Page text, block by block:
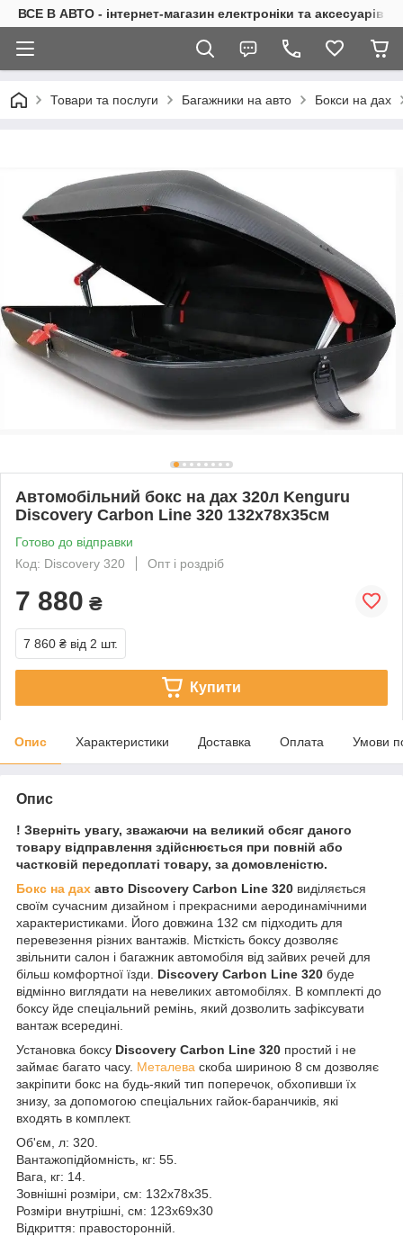
ВСЕ В АВТО - інтернет-магазин електроніки та аксесуарів в
Товари та послуги Багажники на авто Бокси на дах
Автомобільний бокс на дах 320л Kenguru
Discovery Carbon Line 320 132х78х35см
Готово до відправки
Код: Discovery 320
Опт і роздріб
7 880 ₴
7 860 ₴ від 2 шт.
Купити
Опис Характеристики Доставка Оплата Умови
Опис
! Зверніть увагу, зважаючи на великий обсяг даного
товару відправлення здійснюється при повній або
частковій передоплаті товару, за домовленістю.
Бокс на дах авто Discovery Carbon Line 320 виділяється
своїм сучасним дизайном і прекрасними аеродинамічними
характеристиками. Його довжина 132 см підходить для
перевезення різних вантажів. Місткість боксу дозволяє
звільнити салон і багажник автомобіля від зайвих речей для
більш комфортної їзди. Discovery Carbon Line 320 буде
відмінно виглядати на невеликих автомобілях. В комплекті до
боксу йде спеціальний ремінь, який дозволить зафіксувати
вантаж всередині.
Установка боксу Discovery Carbon Line 320 простий і не
займає багато часу. Металева скоба шириною 8 см дозволяє
закріпити бокс на будь-який тип поперечок, обхопивши їх
знизу, за допомогою спеціальних гайок-баранчиків, які
входять в комплект.
Об'єм, л: 320.
Вантажопідйомність, кг: 55.
Вага, кг: 14.
Зовнішні розміри, см: 132x78x35.
Розміри внутрішні, см: 123х69х30
Відкриття: правосторонній.